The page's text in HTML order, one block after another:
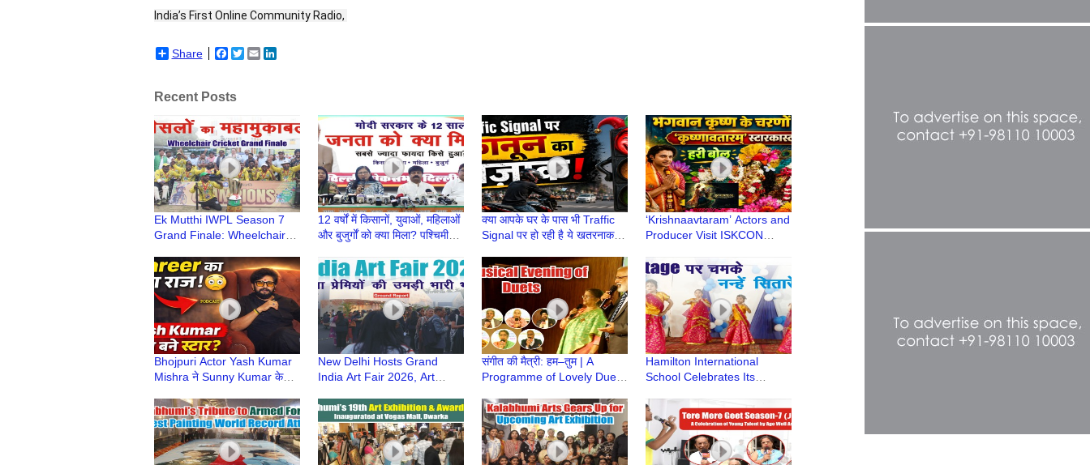
India’s First Online Community Radio,
Share Facebook
TwitterEmail
Recent Posts
Ek Mutthi IWPL Season 7
Grand Finale: Wheelchair
Stage at BalBhawan School
12 वर्षों में किसानों, युवाओं, महिलाओं
और बुजुर्गों को क्या मिला? पश्चिमी
क्या आपके घर के पास भी Traffic
Signal पर हो रही है ये खतरनाक
#JaagteRahenJagaateRahen
‘Krishnaavtaram’ Actors and
Producer Visit ISKCON
Bhojpuri Actor Yash Kumar
Mishra ने Sunny Kumar के
Secrets | Podcast
New Delhi Hosts Grand
India Art Fair 2026, Art
Numbers
संगीत की मैत्री: हम–तुम | A
Programme of Lovely Duets
Hamilton International
School Celebrates Its
Enthusiasm